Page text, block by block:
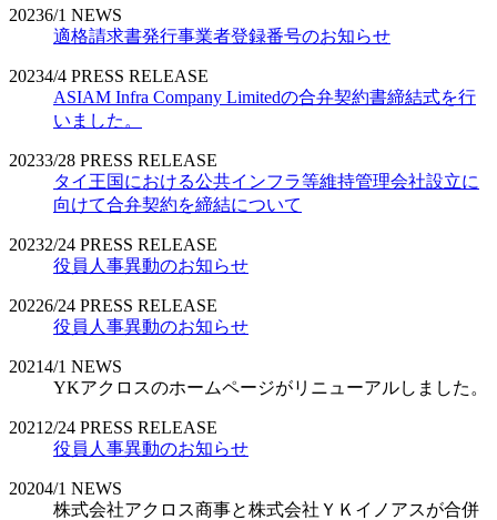
20236/1 NEWS
適格請求書発行事業者登録番号のお知らせ
20234/4 PRESS RELEASE
ASIAM Infra Company Limitedの合弁契約書締結式を行
いました。
20233/28 PRESS RELEASE
タイ王国における公共インフラ等維持管理会社設立に
向けて合弁契約を締結について
20232/24 PRESS RELEASE
役員人事異動のお知らせ
20226/24 PRESS RELEASE
役員人事異動のお知らせ
20214/1 NEWS
YKアクロスのホームページがリニューアルしました。
2021 2/24 PRESS RELEASE
役員人事異動のお知らせ
20204/1 NEWS
株式会社アクロス商事と株式会社ＹＫイノアスが合併